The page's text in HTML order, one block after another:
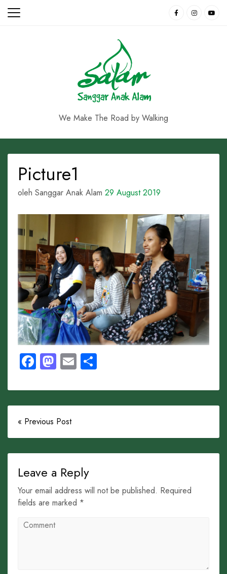
Skip
We Make The Road by Walking
Picture1
oleh Sanggar Anak Alam 29 August 2019
Facebook
Mastodon
Email
« Previous Post
Leave a Reply
Your email address will not be published. Required
fields are marked *